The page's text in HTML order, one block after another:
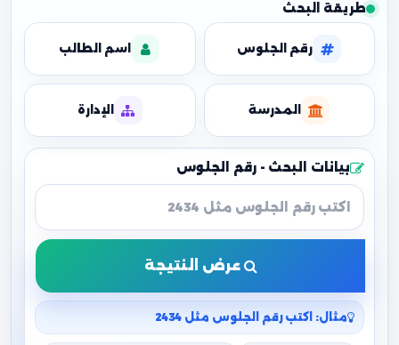
طريقة البحث
رقم الجلوس اسم الطالب
المدرسة الإدارة
بيانات البحث - رقم الجلوس
عرض النتيجة
مثال: اكتب رقم الجلوس مثل 2434